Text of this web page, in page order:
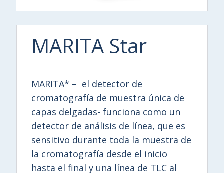
MARITA Star
MARITA* – el detector de
cromatografía de muestra única de
capas delgadas- funciona como un
detector de análisis de línea, que es
sensitivo durante toda la muestra de
la cromatografía desde el inicio
hasta el final y una línea de TLC al